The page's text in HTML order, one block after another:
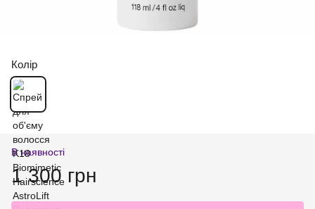
Колір
В наявності
1 300 грн